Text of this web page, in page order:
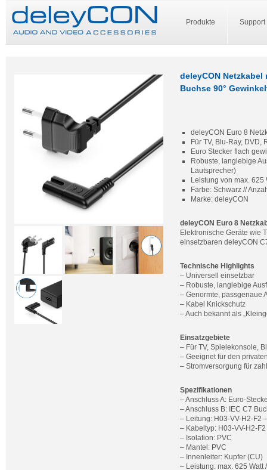
Produkte Support
deleyCON
Buchse 90°
deleyCON Euro 8
Für TV, Blu-Ray, DVD,
Euro Stecker flach
Robuste, langlebige
Lautsprecher)
Leistung von max. 625
Farbe: Schwarz //
Marke: deleyCON
deleyCON Euro 8
Elektronische Geräte wie
einsetzbaren deleyCON
Technische Highlights
– Universell einsetzbar
– Robuste, langlebige
– Genormte, passgenaue
– Kabel Knickschutz
– Auch bekannt als
Einsatzgebiete
– Für TV, Spielekonsole,
– Geeignet für den
– Stromversorgung für
Spezifikationen
– Anschluss A: Euro-
– Anschluss B: IEC C7
– Leitung: H03-VV-H2-F2
– Kabeltyp: H03-VV-H2-F2
– Isolation: PVC
– Mantel: PVC
– Innenleiter: Kupfer (CU)
– Leistung: max. 625 Watt